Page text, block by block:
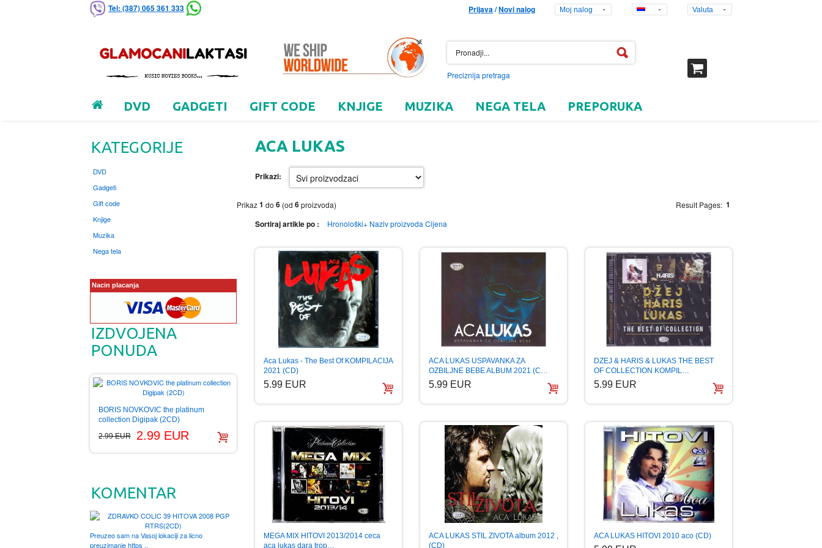
Tel: (387) 065 361 333 Prijava/Novi nalog Moj nalog Valuta
Preciznija pretraga
DVD GADGETI GIFT CODE KNJIGE MUZIKA NEGA TELA PREPORUKA
ACA LUKAS
Prikazi:
Result Pages: 1
Prikaz1 do 6 (od 6proizvoda)
Sortiraj artikle po : Hronološki+ Naziv proizvoda Cijena
Aca Lukas - The Best Of KOMPILACIJA
2021 (CD)
5.99 EUR
ACA LUKAS USPAVANKA ZA
OZBILJNE BEBE ALBUM 2021 (C…
5.99 EUR
DZEJ & HARIS & LUKAS THE BEST
OF COLLECTION KOMPIL…
5.99 EUR
MEGA MIX HITOVI 2013/2014 ceca
aca lukas dara trop…
ACA LUKAS STIL ZIVOTA album 2012 ,
(CD)
ACA LUKAS HITOVI 2010 aco (CD)
KATEGORIJE
DVD
Gadgeti
Gift code
Knjige
Muzika
Nega tela
Nacin placanja
IZDVOJENA
PONUDA
BORIS NOVKOVIC the platinum
collection Digipak (2CD)
2.99 EUR
2.99 EUR
KOMENTAR
Preuzeo sam na Vasoj lokaciji za licno
preuzimanje https ..